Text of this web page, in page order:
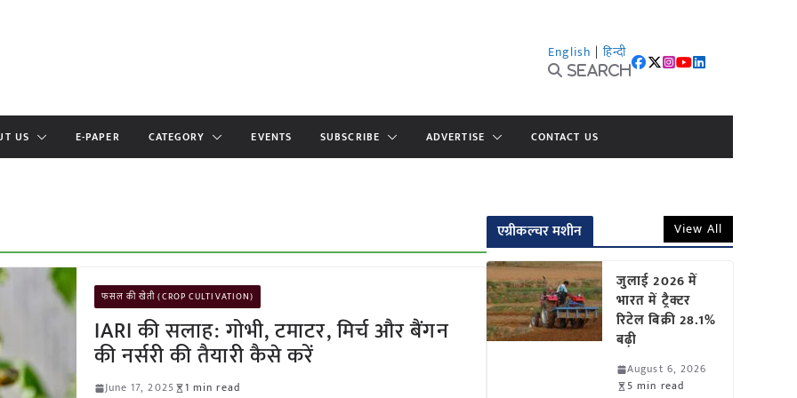
English | हिन्दी
Search
US E-PAPER CATEGORY EVENTS SUBSCRIBE ADVERTISE CONTACT US
फसल की खेती (CROP CULTIVATION)
IARI की सलाह: गोभी, टमाटर, मिर्च और बैंगन
की नर्सरी की तैयारी कैसे करें
June 17, 2025
1 min read
एग्रीकल्चर मशीन View All
जुलाई 2026 में
भारत में ट्रैक्टर
रिटेल बिक्री 28.1%
बढ़ी
August 6, 2026
5 min read